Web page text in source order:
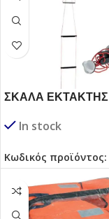
ΣΚΑΛΑ ΕΚΤΑΚΤΗΣ
In stock
Κωδικός προϊόντος: